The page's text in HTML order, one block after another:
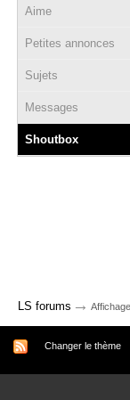
Aime
Petites annonces
Sujets
Messages
Shoutbox
LS forums →
Changer le thème